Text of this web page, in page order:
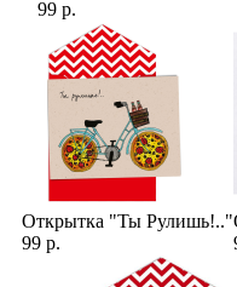
99 р.
Открытка "Ты Рулишь!.."
99 р.